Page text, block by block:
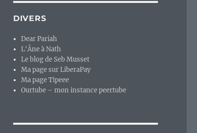
DIVERS
Dear Pariah
L'Âne à Nath
Le blog de Seb Musset
Ma page sur LiberaPay
Ma page Tipeee
Ourtube – mon instance peertube